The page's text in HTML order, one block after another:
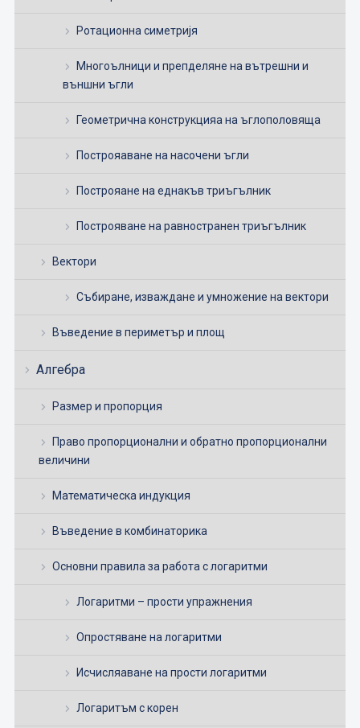
Ротационна симетријя
Многоълници и препделяне на вътрешни и
външни ъгли
Геометрична конструкцияа на ъглополовяща
Построяаване на насочени ъгли
Построяане на еднакъв триъгълник
Построяване на равностранен триъгълник
Вектори
Събиране, изваждане и умножение на вектори
Въведение в периметър и площ
Алгебра
Размер и пропорция
Право пропорционални и обратно пропорционални
величини
Математическа индукция
Въведение в комбинаторика
Основни правила за работа с логаритми
Логаритми – прости упражнения
Опростяване на логаритми
Исчисляаване на прости логаритми
Логаритъм с корен